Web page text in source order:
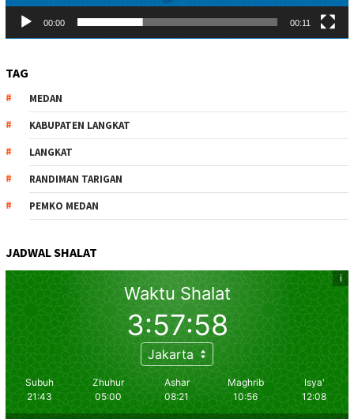
00:00 00:11
TAG
MEDAN
KABUPATEN LANGKAT
LANGKAT
RANDIMAN TARIGAN
PEMKO MEDAN
JADWAL SHALAT